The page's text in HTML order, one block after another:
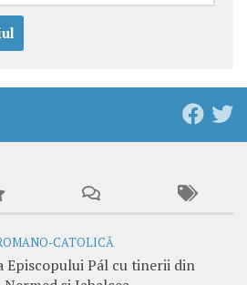
CATOLICĂ
Episcopului Pál cu tinerii din